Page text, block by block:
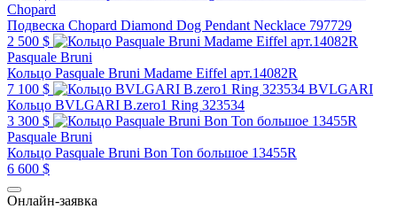
Chopard
Подвеска Chopard Diamond Dog Pendant Necklace 797729
2 500 $
Pasquale Bruni
Кольцо Pasquale Bruni Madame Eiffel арт.14082R
7 100 $
BVLGARI
Кольцо BVLGARI B.zero1 Ring 323534
3 300 $
Pasquale Bruni
Кольцо Pasquale Bruni Bon Ton большое 13455R
6 600 $
Онлайн-заявка